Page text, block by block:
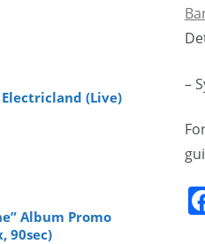
(Live)
Album Promo
90sec)
–